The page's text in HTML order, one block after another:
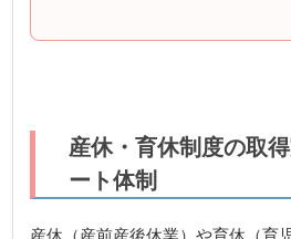
産休・育休制度の取
ート体制
産休（産前産後休業）や育休（育